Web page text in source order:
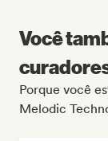
Você
Porque você
Melodic